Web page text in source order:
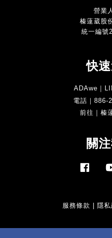
營業
榛薘葳股
統一編號
快
ADAwe｜
電話｜886-
前往｜榛
關
服務條款 隱